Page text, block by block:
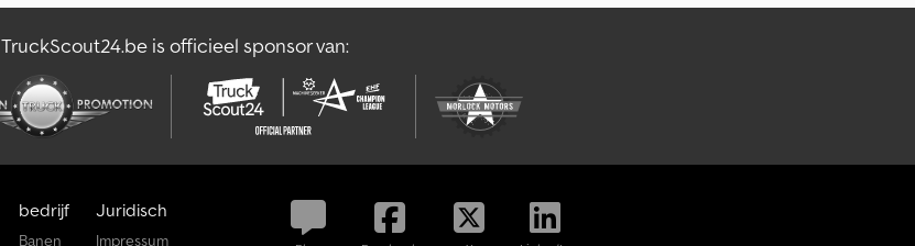
TruckScout24.be is officieel sponsor van:
bedrijf
Banen
Juridisch
Impressum